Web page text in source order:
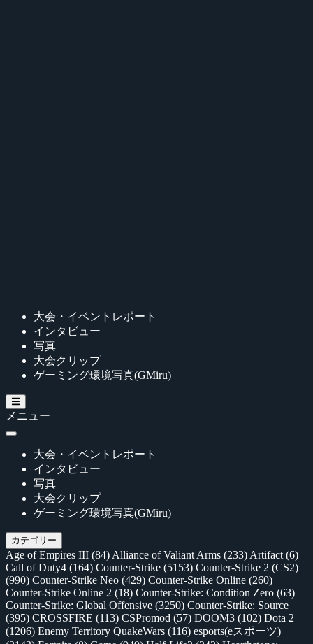
大会・イベントレポート
インタビュー
写真
大会クリップ
ゲーミング環境写真(GMiru)
メニュー
大会・イベントレポート
インタビュー
写真
大会クリップ
ゲーミング環境写真(GMiru)
カテゴリー
Age of Empires III (84) Alliance of Valiant Arms (233) Artifact (6)
Call of Duty4 (164) Counter-Strike (5153) Counter-Strike 2 (CS2)
(990) Counter-Strike Neo (429) Counter-Strike Online (260)
Counter-Strike Online 2 (18) Counter-Strike: Condition Zero (63)
Counter-Strike: Global Offensive (3250) Counter-Strike: Source
(395) CROSSFIRE (113) CSPromod (57) DOOM3 (102) Dota 2
(1206) Enemy Territory QuakeWars (116) esports(eスポーツ)